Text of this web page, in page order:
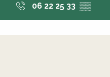
06 22 25 33 ▒▒